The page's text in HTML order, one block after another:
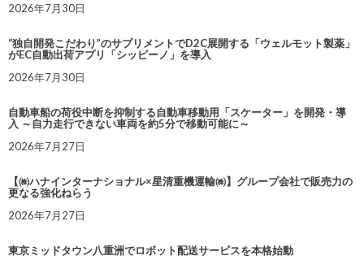
2026年7月30日
“独自開発こだわり”のサプリメントでD2C展開する「ウェルモット製薬」
がEC自動出荷アプリ「シッピーノ」を導入
2026年7月30日
自動車船の荷役中断を抑制する自動車移動用「スケーター」を開発・導
入 ～自力走行できない車両を約5分で移動可能に～
2026年7月27日
【㈱ハナインターナショナル×星清重機運輸㈱】グループ会社で販売力の
更なる強化ねらう
2026年7月27日
東京ミッドタウン八重洲でロボット配送サービスを本格始動